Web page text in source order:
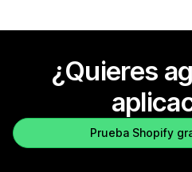
¿Quieres
Prueba Shopify